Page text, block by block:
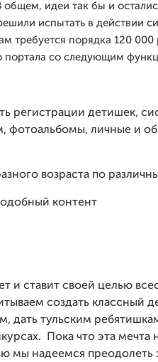
общем, идеи так бы и
испытать в действии
требуется порядка 120 000
портала со следующим
регистрации детишек,
фотоальбомы, личные и
возраста по
контент
и ставит своей целью
создать классный
дать тульским
Пока что эта
мы надеемся преодолеть